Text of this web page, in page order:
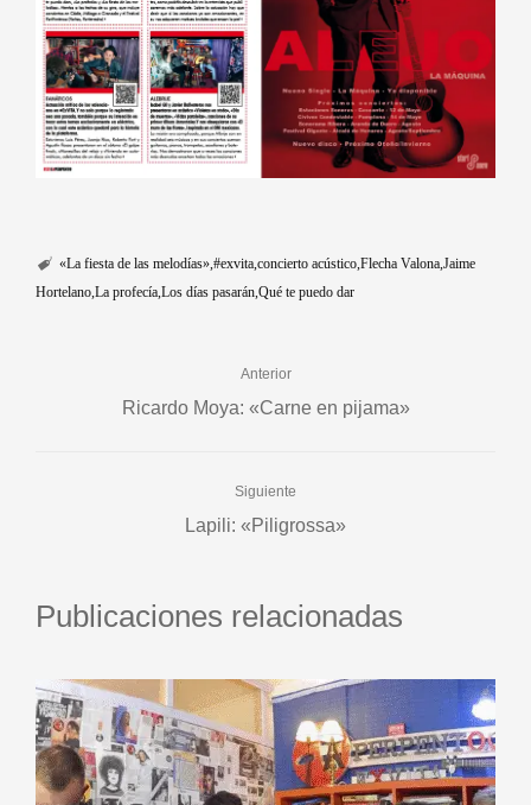
«La fiesta de las melodías» #exvita concierto acústico Flecha Valona Jaime
Hortelano La profecía Los días pasarán Qué te puedo dar
Anterior
Ricardo Moya: «Carne en pijama»
Siguiente
Lapili: «Piligrossa»
Publicaciones relacionadas